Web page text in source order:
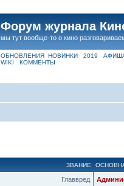
Форум журнала
мы тут вообще-то о кино
ОБНОВЛЕНИЯ НОВИНКИ 2019
WIKI
КОММЕНТЫ
ЗВАНИЕ
Главвред